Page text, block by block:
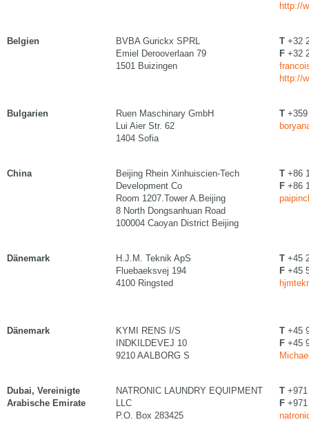
http://
Belgien
BVBA Gurickx SPRL
Emiel Derooverlaan 79
1501 Buizingen
T +32
F +32
http://
Bulgarien
Ruen Maschinary GmbH
Lui Aier Str. 62
1404 Sofia
T
China
Beijing Rhein Xinhuiscien-Tech
Development Co
Room 1207.Tower A.Beijing
8 North Dongsanhuan Road
100004 Caoyan District Beijing
T +86
F +86
Dänemark
H.J.M. Teknik ApS
Fluebaeksvej 194
4100 Ringsted
T +45
F +45
Dänemark
KYMI RENS I/S
INDKILDEVEJ 10
9210 AALBORG S
T +45
F +45
Dubai, Vereinigte
Arabische Emirate
NATRONIC LAUNDRY EQUIPMENT
LLC
P.O. Box 283425
T
F